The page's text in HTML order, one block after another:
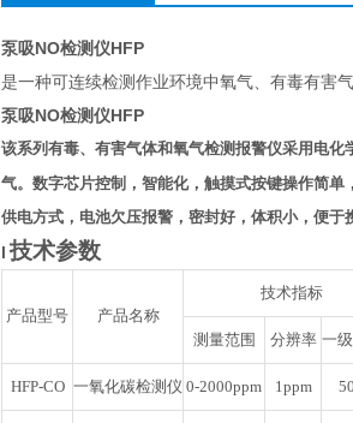
泵吸NO检测仪HFP
是一种可连续检测作业环境中氧气、有毒有害
泵吸NO检测仪HFP
该系列有毒、有害气体和氧气检测报警仪采用电
气。数字芯片控制，智能化，触摸式按键操作简
供电方式，电池欠压报警，密封好，体积小，便于
l 技术参数
产品型号 产品名称
技术指标
测量范围 分辨率 一
HFP-CO 一氧化碳检测仪 0-2000ppm 1ppm